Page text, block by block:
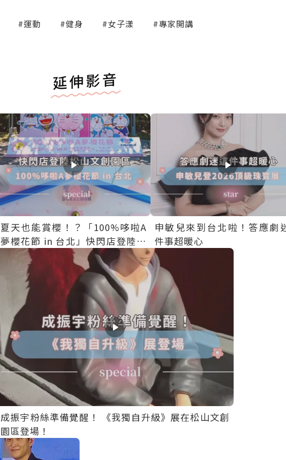
#運動 #健身 #女子漾 #專家開講
延伸影音
夏天也能賞櫻！？「100%哆啦A
夢櫻花節 in 台北」快閃店登陸松
山文創園區，全台唯一一站免費
入場～
申敏兒來到台北啦！答應劇
件事超暖心
成振宇粉絲準備覺醒！ 《我獨自升級》展在松山文創
園區登場！